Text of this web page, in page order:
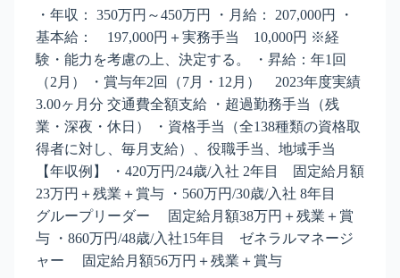
・年収： 350万円～450万円 ・月給： 207,000円 ・
基本給： 197,000円＋実務手当 10,000円 ※経
験・能力を考慮の上、決定する。 ・昇給：年1回
（2月） ・賞与年2回（7月・12月） 2023年度実績
3.00ヶ月分 交通費全額支給 ・超過勤務手当（残
業・深夜・休日） ・資格手当（全138種類の資格取
得者に対し、毎月支給）、役職手当、地域手当
【年収例】 ・420万円/24歳/入社 2年目 固定給月額
23万円＋残業＋賞与 ・560万円/30歳/入社 8年目
グループリーダー 固定給月額38万円＋残業＋賞
与 ・860万円/48歳/入社15年目 ゼネラルマネージ
ャー 固定給月額56万円＋残業＋賞与